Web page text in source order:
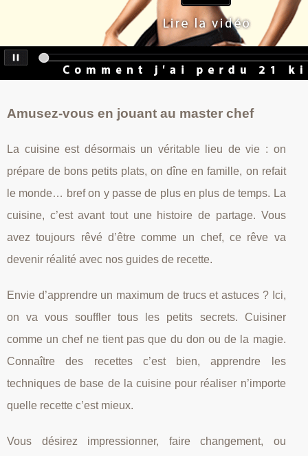
Amusez-vous en jouant au master chef
La cuisine est désormais un véritable lieu de vie : on
prépare de bons petits plats, on dîne en famille, on refait
le monde… bref on y passe de plus en plus de temps. La
cuisine, c’est avant tout une histoire de partage. Vous
avez toujours rêvé d’être comme un chef, ce rêve va
devenir réalité avec nos guides de recette.
Envie d’apprendre un maximum de trucs et astuces ? Ici,
on va vous souffler tous les petits secrets. Cuisiner
comme un chef ne tient pas que du don ou de la magie.
Connaître des recettes c’est bien, apprendre les
techniques de base de la cuisine pour réaliser n’importe
quelle recette c’est mieux.
Vous désirez impressionner, faire changement, ou